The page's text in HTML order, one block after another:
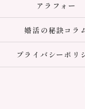
アラフォー
婚活の秘訣コラ
プライバシーポリ